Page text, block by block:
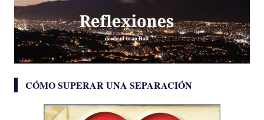
CÓMO SUPERAR UNA SEPARACIÓN